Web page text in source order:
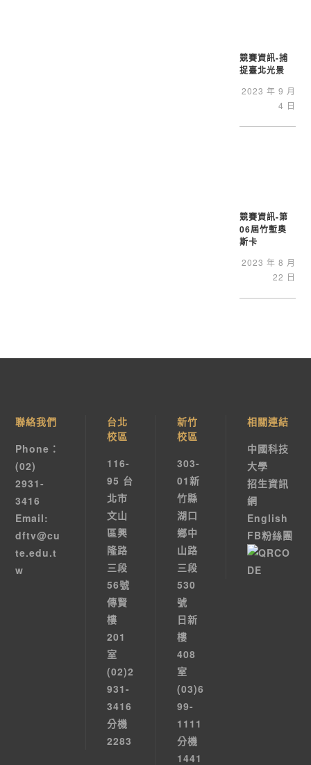
競賽資訊-捕
捉臺北光景
2023 年 9 月
4 日
競賽資訊-第
06屆竹塹奧
斯卡
2023 年 8 月
22 日
聯絡我們
Phone：
(02)
2931-
3416
Email:
dftv@cu
te.edu.t
w
台北
校區
116-
95 台
北市
文山
區興
隆路
三段
56號
傳賢
樓
201
室
(02)2
931-
3416
分機
2283
新竹
校區
303-
01新
竹縣
湖口
鄉中
山路
三段
530
號
日新
樓
408
室
(03)6
99-
1111
分機
1441
相關連結
中國科技
大學
招生資訊
網
English
FB粉絲團